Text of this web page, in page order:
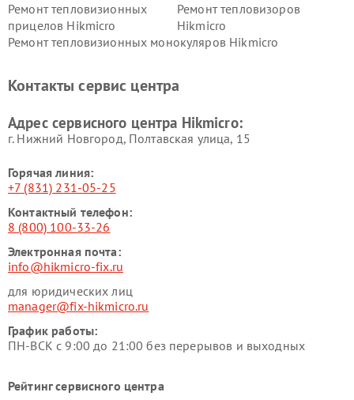
Ремонт тепловизионных
прицелов Hikmicro
Ремонт тепловизоров
Hikmicro
Ремонт тепловизионных монокуляров Hikmicro
Контакты сервис центра
Адрес сервисного центра Hikmicro:
г. Нижний Новгород, Полтавская улица, 15
Горячая линия:
+7 (831) 231-05-25
Контактный телефон:
8 (800) 100-33-26
Электронная почта:
info@hikmicro-fix.ru
для юридических лиц
manager@fix-hikmicro.ru
График работы:
ПН-ВСК с 9:00 до 21:00 без перерывов и выходных
Рейтинг сервисного центра